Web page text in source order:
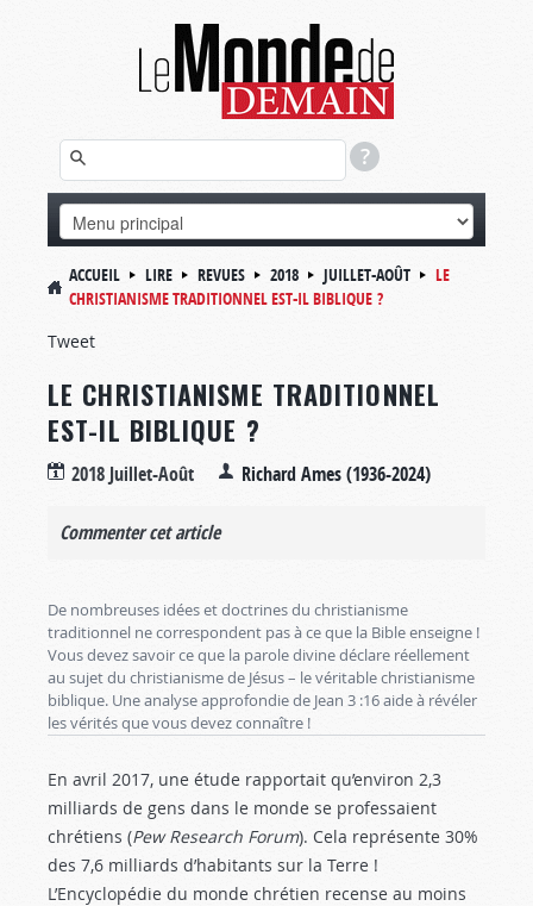
ACCUEIL LIRE REVUES 2018 JUILLET-AOÛT
LE
CHRISTIANISME TRADITIONNEL EST-IL BIBLIQUE ?
Tweet
LE CHRISTIANISME TRADITIONNEL
EST-IL BIBLIQUE ?
2018 Juillet-Août Richard Ames (1936-2024)
Commenter cet article
De nombreuses idées et doctrines du christianisme
traditionnel ne correspondent pas à ce que la Bible enseigne !
Vous devez savoir ce que la parole divine déclare réellement
au sujet du christianisme de Jésus – le véritable christianisme
biblique. Une analyse approfondie de Jean 3 :16aide à révéler
les vérités que vous devez connaître !
En avril 2017, une étude rapportait qu’environ 2,3
milliards de gens dans le monde se professaient
chrétiens (Pew Research Forum). Cela représente 30%
des 7,6 milliards d’habitants sur la Terre !
L’Encyclopédie du monde chrétien recense au moins